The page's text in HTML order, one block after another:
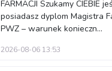
FARMACJI Szukamy CIEBIE
posiadasz dyplom Magistra
PWZ – warunek konieczn...
2026-08-06 13:53